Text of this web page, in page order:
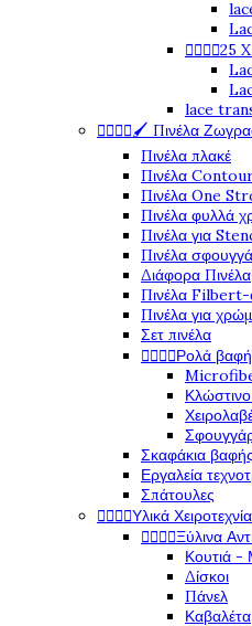
25
lace
🖌️ Πινέλα
Πινέλα πλακέ
Πινέλα
Πινέλα One
Πινέλα φυλλά
Πινέλα για
Πινέλα
Διάφορα Πινέλα
Πινέλα
Πινέλα για
Σετ πινέλα
Ρολά
Κλώστινο
Σκαφάκια βαφής
Εργαλεία
Σπάτουλες
Υλικά
Ξύλινα
Κουτιά -
Δίσκοι
Πάνελ
Καβαλέτα